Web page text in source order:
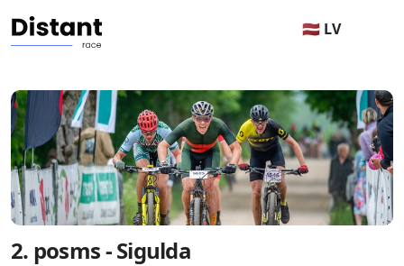
🇱🇻 LV
2. posms - Sigulda